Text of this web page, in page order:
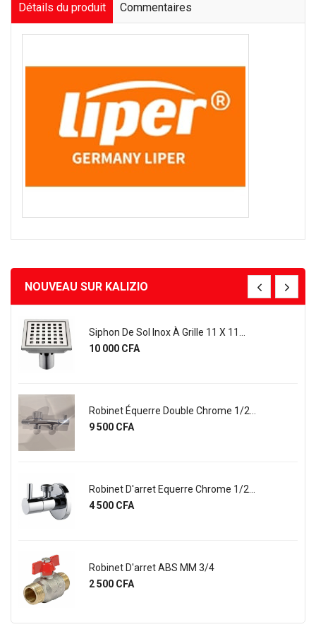
Détails du produit Commentaires
NOUVEAU SUR KALIZIO
Siphon De Sol Inox À Grille 11 X 11...
Prix
10 000 CFA
Robinet Équerre Double Chrome 1/2...
Prix
9 500 CFA
Robinet D'arret Equerre Chrome 1/2...
Prix
4 500 CFA
Robinet D'arret ABS MM 3/4
Prix
2 500 CFA